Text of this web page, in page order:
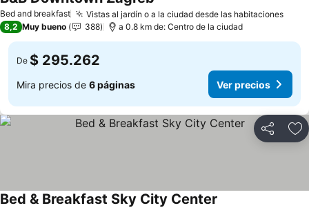
Bed and breakfast Vistas al jardín o a la ciudad desde las habitaciones
8,2 Muy bueno 388 a 0.8 km de: Centro de la ciudad
De $ 295.262
Mira precios de 6 páginas Ver precios
Compartir
Bed & Breakfast Sky City Center